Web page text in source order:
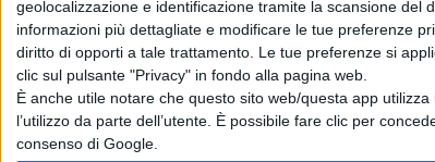
geolocalizzazione e identificazione tramite la scansione
informazioni più dettagliate e modificare le tue preferenze
diritto di opporti a tale trattamento. Le tue preferenze si
clic sul pulsante "Privacy" in fondo alla pagina web.
È anche utile notare che questo sito web/questa app
l’utilizzo da parte dell’utente. È possibile fare clic per
consenso di Google.
daEmanuela Giuliani
Chi siamoContattiPrivacy PolicyCookie Policy